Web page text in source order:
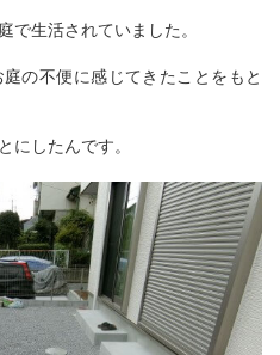
で生活されていました。
の不便に感じてきたことをもと
にしたんです。